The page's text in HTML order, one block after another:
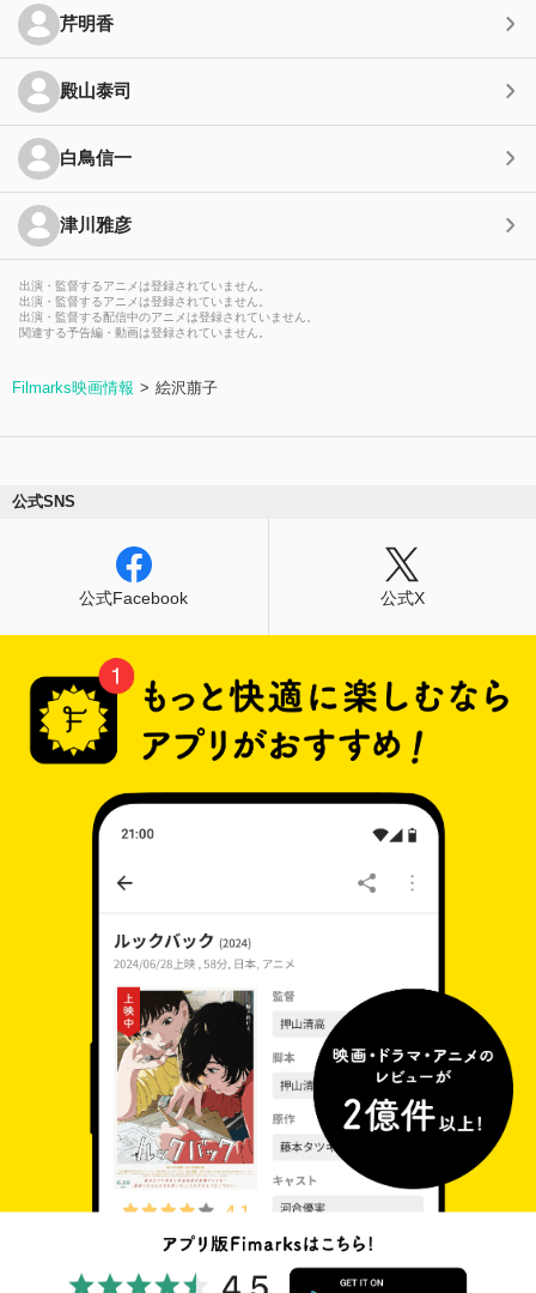
芹明香
殿山泰司
白鳥信一
津川雅彦
出演・監督するアニメは登録されていません。
出演・監督するアニメは登録されていません。
出演・監督する配信中のアニメは登録されていません。
関連する予告編・動画は登録されていません。
Filmarks映画情報 絵沢萠子
公式SNS
公式Facebook 公式X